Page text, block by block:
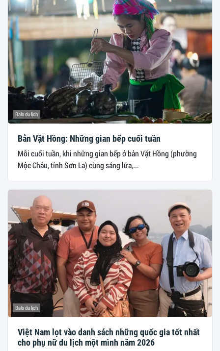
Balo du lịch
Bản Vặt Hồng: Những gian bếp cuối tuần
Mỗi cuối tuần, khi những gian bếp ở bản Vặt Hồng (phường
Mộc Châu, tỉnh Sơn La) cùng sáng lửa,...
Balo du lịch
Việt Nam lọt vào danh sách những quốc gia tốt nhất
cho phụ nữ du lịch một mình năm 2026